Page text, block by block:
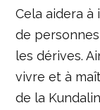
Cela aidera
de
les dérives.
vivre et à
de la